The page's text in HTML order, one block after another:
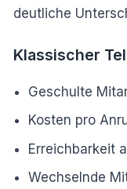
deutliche
Klassischer
Geschulte
Kosten pro
Erreichbarkeit
Wechselnde